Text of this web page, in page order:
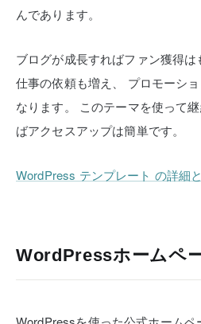
んであります。
ブログが成長すればファン獲得
仕事の依頼も増え、
プロモーシ
なります。
このテーマを使って
ばアクセスアップは簡単です。
WordPress テンプレート の詳細
WordPressホームペ